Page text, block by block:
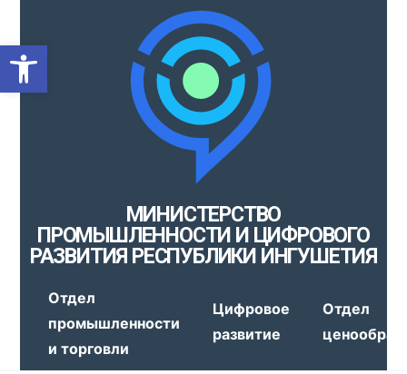
Открыть панель
МИНИСТЕРСТВО
ПРОМЫШЛЕННОСТИ И ЦИФРОВОГО
РАЗВИТИЯ РЕСПУБЛИКИ ИНГУШЕТИЯ
Отдел
промышленности
и торговли
Цифровое
развитие
Отдел